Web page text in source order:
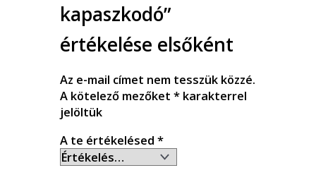
kapaszkodó”
értékelése elsőként
Az e-mail címet nem tesszük közzé.
A kötelező mezőket *karakterrel
jelöltük
A te értékelésed *